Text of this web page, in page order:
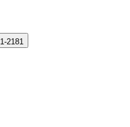
2181